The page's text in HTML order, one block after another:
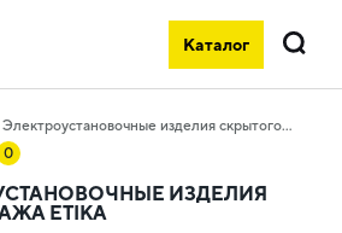
Каталог
Поиск
06.01.13 Электроустановочные изделия скрытого монтажа ETIKA
0
ИЗДЕЛИЯ
ETIKA